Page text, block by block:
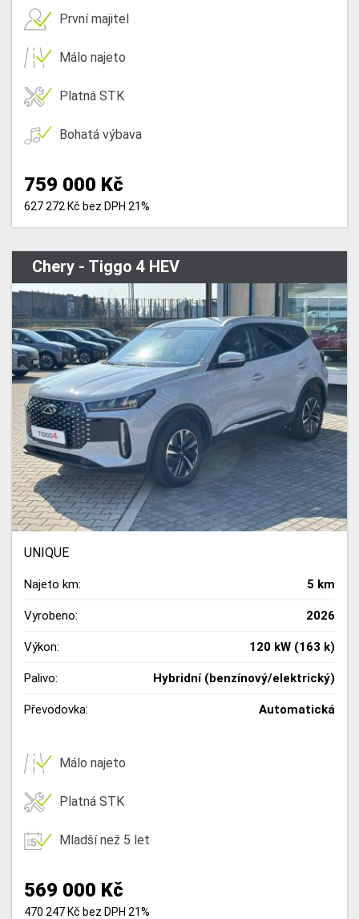
První majitel
Málo najeto
Platná STK
Bohatá výbava
759 000 Kč
627 272 Kč bez DPH 21%
Chery - Tiggo 4 HEV
UNIQUE
Najeto km: 5 km
Vyrobeno: 2026
Výkon: 120 kW (163 k)
Palivo: Hybridní (benzínový/elektrický)
Převodovka: Automatická
Málo najeto
Platná STK
Mladší než 5 let
569 000 Kč
470 247 Kč bez DPH 21%